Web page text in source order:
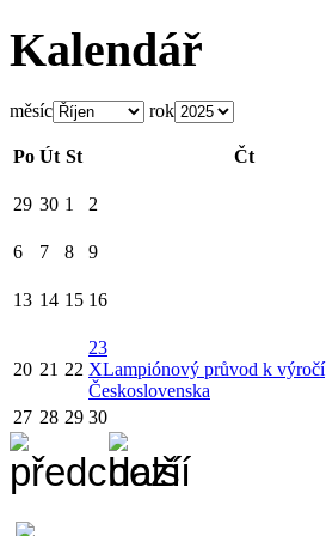
Kalendář
měsíc rok
Po Út St Čt
29 30 1 2
6 7 8 9
13 14 15 16
20 21 22
23
XLampiónový průvod k výročí
Československa
27 28 29 30